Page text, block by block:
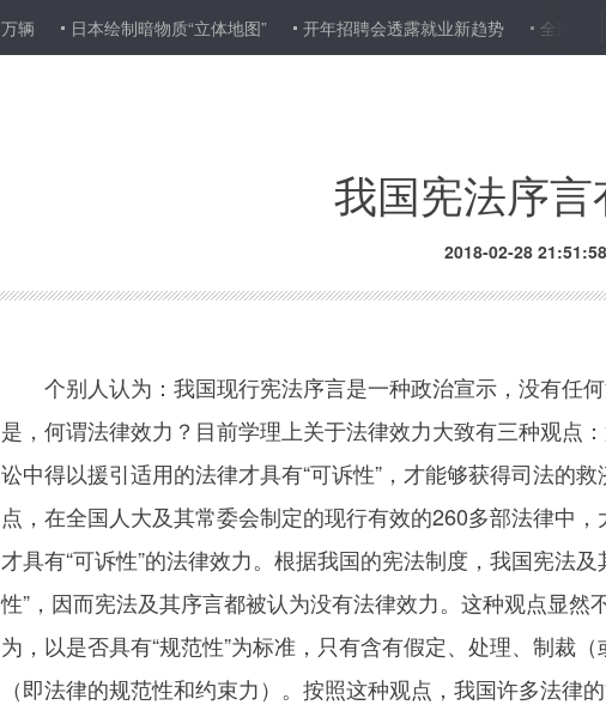
日本绘制暗物质“立体地图” 开年招聘会透露就业新趋势 全国政协召开
我国宪法序
2018-02-28 21:51:58
个别人认为：我国现行宪法序言是一种政治宣示，没有任
是，何谓法律效力？目前学理上关于法律效力大致有三种观点
讼中得以援引适用的法律才具有“可诉性”，才能够获得司法的
点，在全国人大及其常委会制定的现行有效的260多部法律中
才具有“可诉性”的法律效力。根据我国的宪法制度，我国宪法
性”，因而宪法及其序言都被认为没有法律效力。这种观点显
为，以是否具有“规范性”为标准，只有含有假定、处理、制裁
（即法律的规范性和约束力）。按照这种观点，我国许多法律